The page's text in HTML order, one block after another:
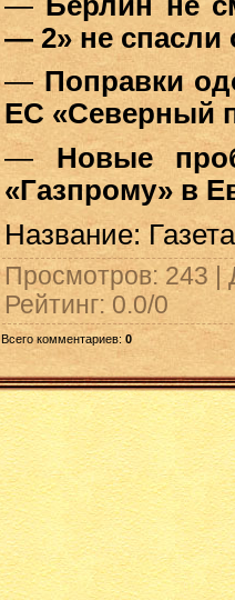
— 2» не спасли
—Поправки
ЕС «Северный
— Новые
«Газпрому» в
Название:
Просмотров: 243 |
Рейтинг: 0.0/0
Всего комментариев: 0